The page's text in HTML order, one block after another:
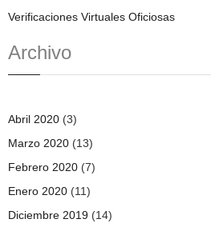
Verificaciones Virtuales Oficiosas
Archivo
Abril 2020 (3)
Marzo 2020 (13)
Febrero 2020 (7)
Enero 2020 (11)
Diciembre 2019 (14)